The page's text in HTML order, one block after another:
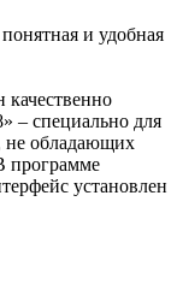
и удобная
– специально для
не обладающих
программе
установлен